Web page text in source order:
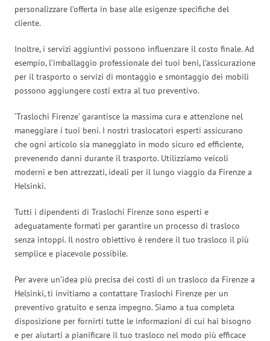
personalizzare l’offerta in base alle esigenze specifiche del
cliente.
Inoltre, i servizi aggiuntivi possono influenzare il costo finale. Ad
esempio, l’imballaggio professionale dei tuoi beni, l’assicurazione
per il trasporto o servizi di montaggio e smontaggio dei mobili
possono aggiungere costi extra al tuo preventivo.
‘Traslochi Firenze’ garantisce la massima cura e attenzione nel
maneggiare i tuoi beni. I nostri traslocatori esperti assicurano
che ogni articolo sia maneggiato in modo sicuro ed efficiente,
prevenendo danni durante il trasporto. Utilizziamo veicoli
moderni e ben attrezzati, ideali per il lungo viaggio da Firenze a
Helsinki.
Tutti i dipendenti di Traslochi Firenze sono esperti e
adeguatamente formati per garantire un processo di trasloco
senza intoppi. Il nostro obiettivo è rendere il tuo trasloco il più
semplice e piacevole possibile.
Per avere un’idea più precisa dei costi di un trasloco da Firenze a
Helsinki, ti invitiamo a contattare Traslochi Firenze per un
preventivo gratuito e senza impegno. Siamo a tua completa
disposizione per fornirti tutte le informazioni di cui hai bisogno
e per aiutarti a pianificare il tuo trasloco nel modo più efficace